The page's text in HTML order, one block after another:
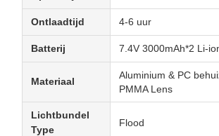
Ontlaadtijd 4-6 uur
Batterij 7.4V 3000mAh*2 Li-
Materiaal
Aluminium & PC
PMMA Lens
Lichtbundel
Type
Flood